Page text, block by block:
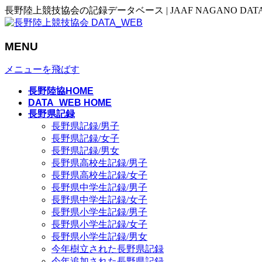
長野陸上競技協会の記録データベース | JAAF NAGANO
MENU
メニューを飛ばす
長野陸協HOME
DATA_WEB HOME
長野県記録
長野県記録/男子
長野県記録/女子
長野県記録/男女
長野県高校生記録/男子
長野県高校生記録/女子
長野県中学生記録/男子
長野県中学生記録/女子
長野県小学生記録/男子
長野県小学生記録/女子
長野県小学生記録/男女
今年樹立された長野県記録